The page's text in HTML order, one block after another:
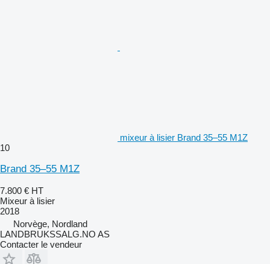
mixeur à lisier Brand 35–55 M1Z
10
Brand 35–55 M1Z
7.800 € HT
Mixeur à lisier
2018
Norvège, Nordland
LANDBRUKSSALG.NO AS
Contacter le vendeur